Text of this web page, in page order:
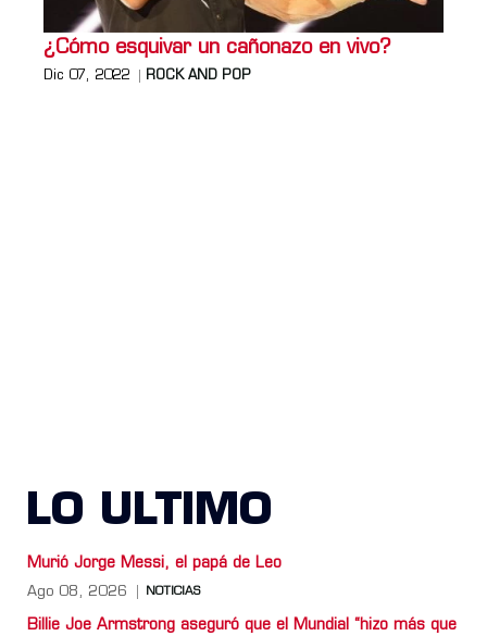
¿Cómo esquivar un cañonazo en vivo?
Dic 07, 2022 ROCK AND POP
LO ULTIMO
Murió Jorge Messi, el papá de Leo
Ago 08, 2026 NOTICIAS
Billie Joe Armstrong aseguró que el Mundial “hizo más que